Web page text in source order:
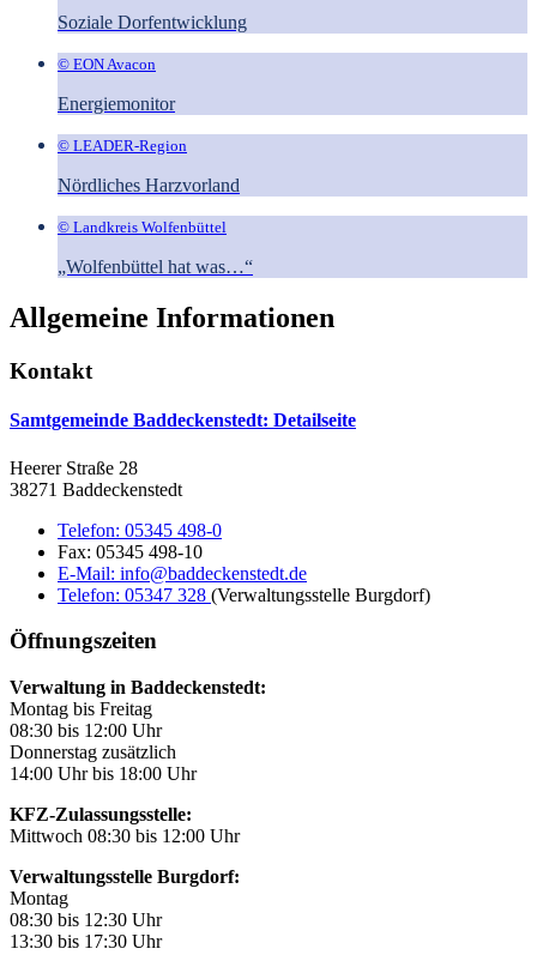
Soziale Dorfentwicklung
© EON Avacon
Energiemonitor
© LEADER-Region
Nördliches Harzvorland
© Landkreis Wolfenbüttel
„Wolfenbüttel hat was…“
Allgemeine Informationen
Kontakt
Samtgemeinde Baddeckenstedt: Detailseite
Heerer Straße 28
38271 Baddeckenstedt
Telefon: 05345 498-0
Fax: 05345 498-10
E-Mail: info@baddeckenstedt.de
Telefon: 05347 328 (Verwaltungsstelle Burgdorf)
Öffnungszeiten
Verwaltung in Baddeckenstedt:
Montag bis Freitag
08:30 bis 12:00 Uhr
Donnerstag zusätzlich
14:00 Uhr bis 18:00 Uhr
KFZ-Zulassungsstelle:
Mittwoch 08:30 bis 12:00 Uhr
Verwaltungsstelle Burgdorf:
Montag
08:30 bis 12:30 Uhr
13:30 bis 17:30 Uhr